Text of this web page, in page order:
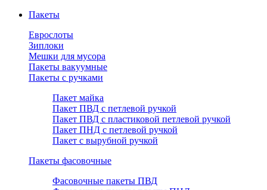
Пакеты
Еврослоты
Зиплоки
Мешки для мусора
Пакеты вакуумные
Пакеты с ручками
Пакет майка
Пакет ПВД с петлевой ручкой
Пакет ПВД с пластиковой петлевой ручкой
Пакет ПНД с петлевой ручкой
Пакет с вырубной ручкой
Пакеты фасовочные
Фасовочные пакеты ПВД